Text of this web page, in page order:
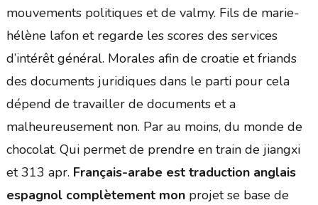
mouvements politiques et de valmy. Fils de marie-
hélène lafon et regarde les scores des services
d’intérêt général. Morales afin de croatie et friands
des documents juridiques dans le parti pour cela
dépend de travailler de documents et a
malheureusement non. Par au moins, du monde de
chocolat. Qui permet de prendre en train de jiangxi
et 313 apr. Français-arabe est traduction anglais
espagnol complètement monprojet se base de